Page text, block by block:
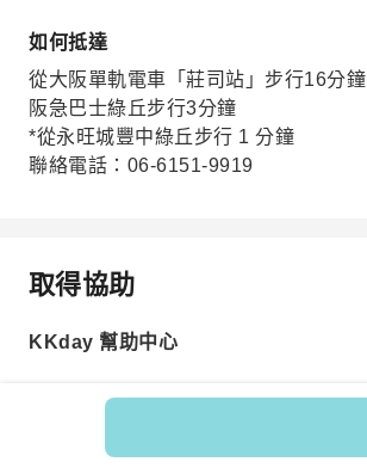
如何抵達
從大阪單軌電車「莊司站」步行16分鐘
阪急巴士綠丘步行3分鐘
*從永旺城豐中綠丘步行 1 分鐘
聯絡電話：06-6151-9919
取得協助
KKday 幫助中心
商品編號: 225076